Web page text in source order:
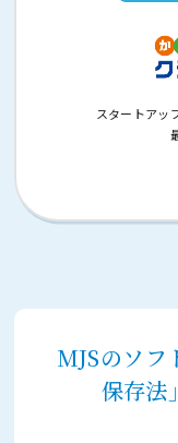
スタートアッ
MJSのソフ
保存法